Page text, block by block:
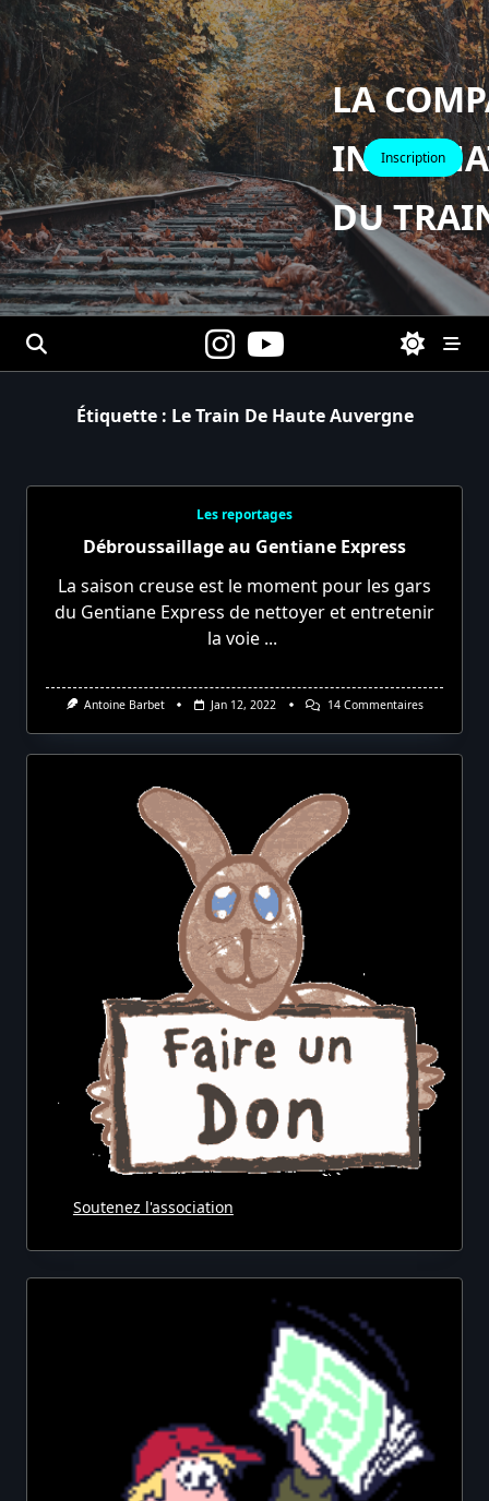
Skip
to
content
LA
DU
Inscription
Étiquette : Le Train De Haute Auvergne
Les reportages
Débroussaillage au Gentiane Express
La saison creuse est le moment pour les gars
du Gentiane Express de nettoyer et entretenir
la voie ...
Antoine Barbet Jan 12, 2022 14 CommentairesSur
Au
Gentiane
Soutenez l'association